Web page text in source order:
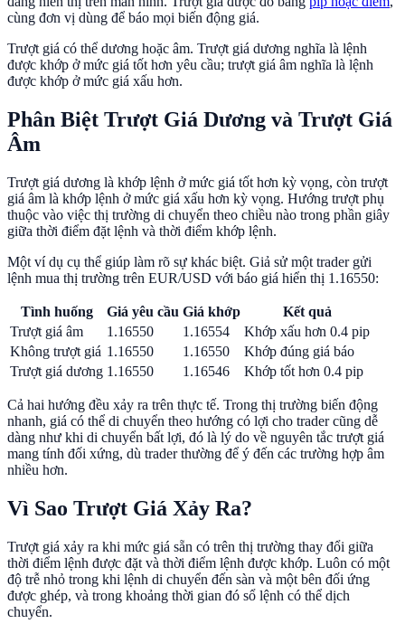
cùng đơn vị dùng để báo mọi biến động giá.
Trượt giá có thể dương hoặc âm. Trượt giá dương nghĩa là lệnh
được khớp ở mức giá tốt hơn yêu cầu; trượt giá âm nghĩa là lệnh
được khớp ở mức giá xấu hơn.
Phân Biệt Trượt Giá Dương và Trượt Giá
Âm
Trượt giá dương là khớp lệnh ở mức giá tốt hơn kỳ vọng, còn trượt
giá âm là khớp lệnh ở mức giá xấu hơn kỳ vọng. Hướng trượt phụ
thuộc vào việc thị trường di chuyển theo chiều nào trong phần giây
giữa thời điểm đặt lệnh và thời điểm khớp lệnh.
Một ví dụ cụ thể giúp làm rõ sự khác biệt. Giả sử một trader gửi
lệnh mua thị trường trên EUR/USD với báo giá hiển thị 1.16550:
Tình huống Giá yêu cầu Giá khớp
Kết quả
Trượt giá âm
1.16550 1.16554
Khớp xấu hơn 0.4 pip
Không trượt giá 1.16550 1.16550
Khớp đúng giá báo
Trượt giá dương 1.16550 1.16546 Khớp tốt hơn 0.4 pip
Cả hai hướng đều xảy ra trên thực tế. Trong thị trường biến động
nhanh, giá có thể di chuyển theo hướng có lợi cho trader cũng dễ
dàng như khi di chuyển bất lợi, đó là lý do về nguyên tắc trượt giá
mang tính đối xứng, dù trader thường để ý đến các trường hợp âm
nhiều hơn.
Vì Sao Trượt Giá Xảy Ra?
Trượt giá xảy ra khi mức giá sẵn có trên thị trường thay đổi giữa
thời điểm lệnh được đặt và thời điểm lệnh được khớp. Luôn có một
độ trễ nhỏ trong khi lệnh di chuyển đến sàn và một bên đối ứng
được ghép, và trong khoảng thời gian đó sổ lệnh có thể dịch
chuyển.